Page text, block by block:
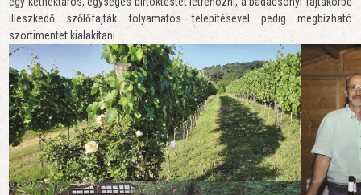
illeszkedő szőlőfajták folyamatos telepítésével pedig megbízható
szortimentet kialakítani.